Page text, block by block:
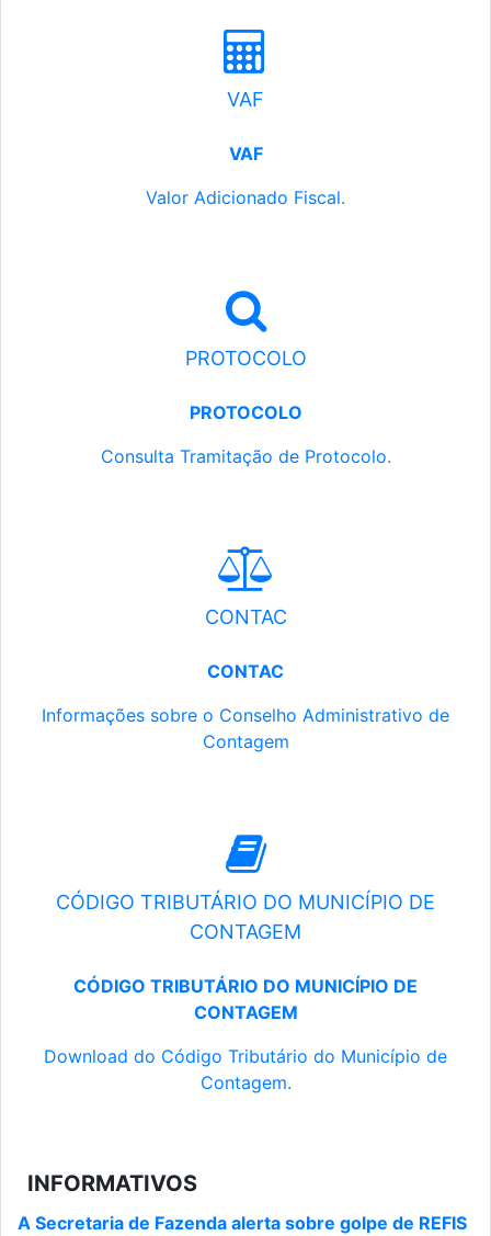
VAF
VAF
Valor Adicionado Fiscal.
PROTOCOLO
PROTOCOLO
Consulta Tramitação de Protocolo.
CONTAC
CONTAC
Informações sobre o Conselho Administrativo de
Contagem
CÓDIGO TRIBUTÁRIO DO MUNICÍPIO DE
CONTAGEM
CÓDIGO TRIBUTÁRIO DO MUNICÍPIO DE
CONTAGEM
Download do Código Tributário do Município de
Contagem.
INFORMATIVOS
A Secretaria de Fazenda alerta sobre golpe de REFIS